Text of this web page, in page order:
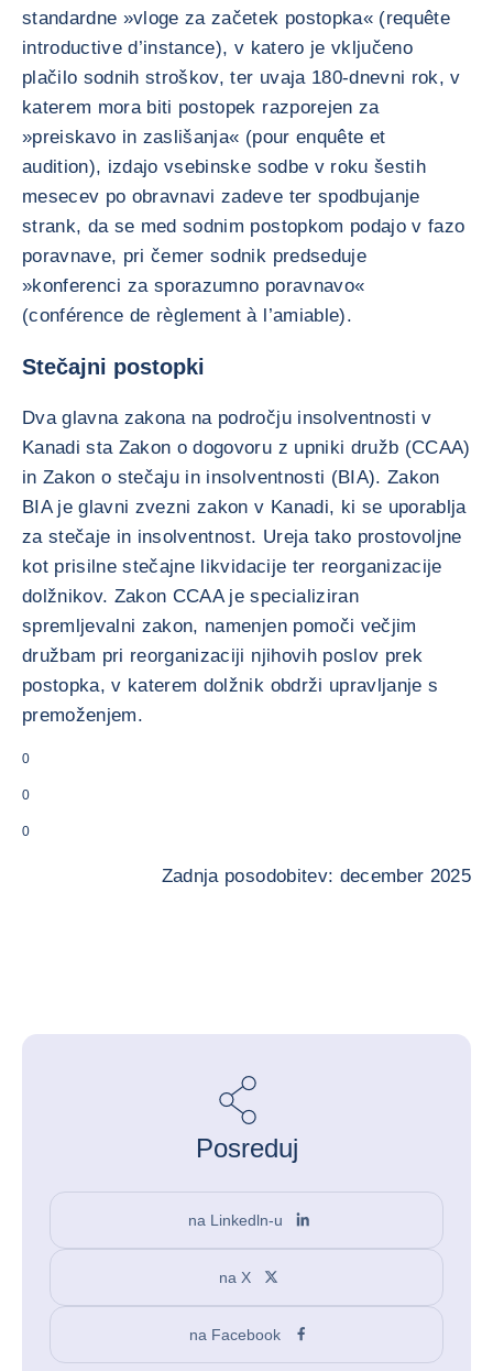
standardne »vloge za začetek postopka« (requête
introductive d’instance), v katero je vključeno
plačilo sodnih stroškov, ter uvaja 180-dnevni rok, v
katerem mora biti postopek razporejen za
»preiskavo in zaslišanja« (pour enquête et
audition), izdajo vsebinske sodbe v roku šestih
mesecev po obravnavi zadeve ter spodbujanje
strank, da se med sodnim postopkom podajo v fazo
poravnave, pri čemer sodnik predseduje
»konferenci za sporazumno poravnavo«
(conférence de règlement à l’amiable).
Stečajni postopki
Dva glavna zakona na področju insolventnosti v
Kanadi sta Zakon o dogovoru z upniki družb (CCAA)
in Zakon o stečaju in insolventnosti (BIA). Zakon
BIA je glavni zvezni zakon v Kanadi, ki se uporablja
za stečaje in insolventnost. Ureja tako prostovoljne
kot prisilne stečajne likvidacije ter reorganizacije
dolžnikov. Zakon CCAA je specializiran
spremljevalni zakon, namenjen pomoči večjim
družbam pri reorganizaciji njihovih poslov prek
postopka, v katerem dolžnik obdrži upravljanje s
premoženjem.
0
0
0
Zadnja posodobitev: december 2025
Posreduj
na Linkedln-u
na X
na Facebook